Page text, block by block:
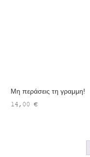
Μη περάσεις τη γραμμη!
14,00€